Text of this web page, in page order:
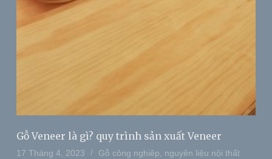
Gỗ Veneer là gì? quy trình sản xuất Veneer
17 Tháng 4, 2023 Gỗ công nghiêp nguyên liệu nội thất